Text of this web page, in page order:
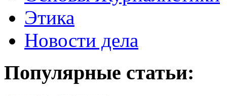
Этика
Новости дела
Популярные статьи: